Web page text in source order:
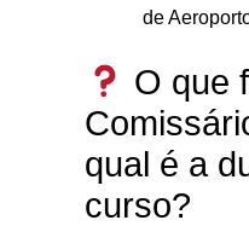
de
O que
qual é a
curso?